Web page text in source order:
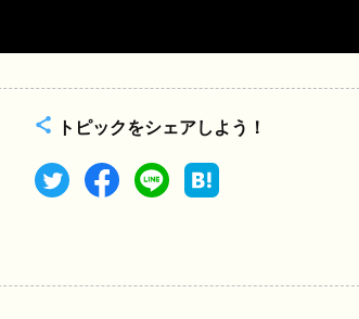
トピックをシェアしよう！